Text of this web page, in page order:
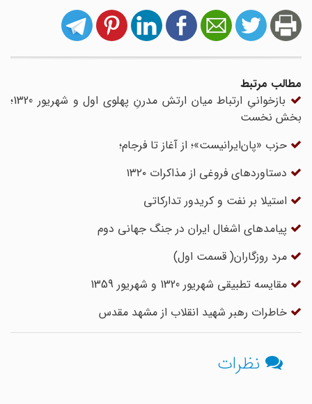
مطالب مرتبط
بازخوانیِ ارتباط میان ارتش مدرنِ پهلوی اول و شهریور 1320؛
بخش نخست
حزب «پان‌ایرانیست»؛ از آغاز تا فرجام؛
دستاوردهای فروغی از مذاکرات ۱۳۲۰
استیلا بر نفت و کریدور تدارکاتی
پیامدهای اشغال ایران در جنگ جهانی دوم
مرد روزگاران( قسمت اول)
مقایسه تطبیقی شهریور 1320 و شهریور 1359
خاطرات رهبر شهید انقلاب از مشهد مقدس
نظرات